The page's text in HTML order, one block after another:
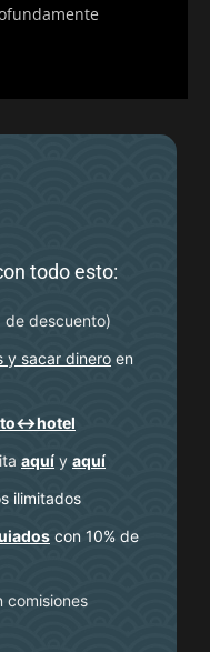
todo esto:
de descuento)
y sacar dinero en
aquí y aquí
ilimitados
con 10% de
comisiones